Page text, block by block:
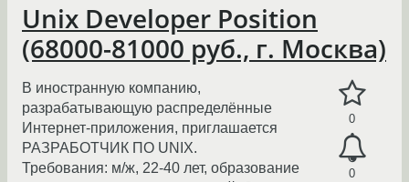
Unix Developer Position
(68000-81000 руб., г. Москва)
0
0
В иностранную компанию,
разрабатывающую распределённые
Интернет-приложения, приглашается
РАЗРАБОТЧИК ПО UNIX.
Требования: м/ж, 22-40 лет, образование